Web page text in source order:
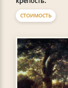
СТОИМОСТЬ